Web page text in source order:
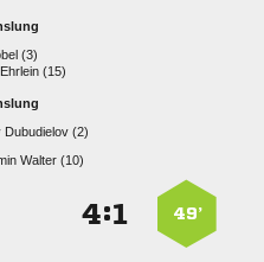


 
 
49’
: